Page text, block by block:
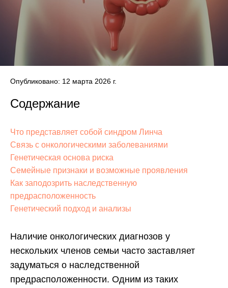
Опубликовано: 12 марта 2026 г.
Содержание
Что представляет собой синдром Линча
Связь с онкологическими заболеваниями
Генетическая основа риска
Семейные признаки и возможные проявления
Как заподозрить наследственную
предрасположенность
Генетический подход и анализы
Наличие онкологических диагнозов у
нескольких членов семьи часто заставляет
задуматься о наследственной
предрасположенности. Одним из таких